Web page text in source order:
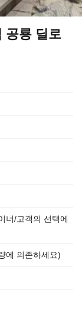
공룡 딜로
너/고객의 선택에
에 의존하세요)